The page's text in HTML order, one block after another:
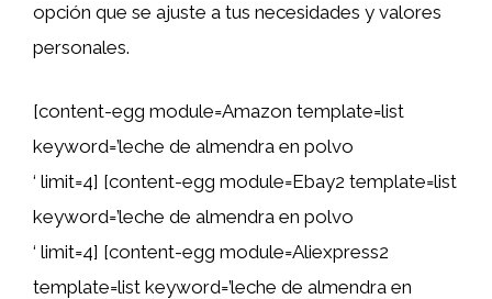
opción que se ajuste a tus necesidades y valores
personales.
[content-egg module=Amazon template=list
keyword=’leche de almendra en polvo
‘ limit=4] [content-egg module=Ebay2 template=list
keyword=’leche de almendra en polvo
‘ limit=4] [content-egg module=Aliexpress2
template=list keyword=’leche de almendra en